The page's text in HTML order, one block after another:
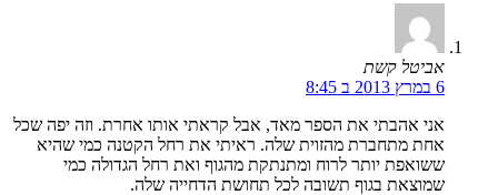
אביטל קשת
6 במרץ 2013 ב 8:45
אני אהבתי את הספר מאד, אבל קראתי אותו אחרת. וזה יפה שכל
אחת מתחברת מהזוית שלה. ראיתי את רחל הקטנה כמי שהיא
ששואפת יותר לרוח ומתנתקת מהגוף ואת רחל הגדולה כמי
שמוצאת בגוף תשובה לכל תחושת הדחייה שלה.